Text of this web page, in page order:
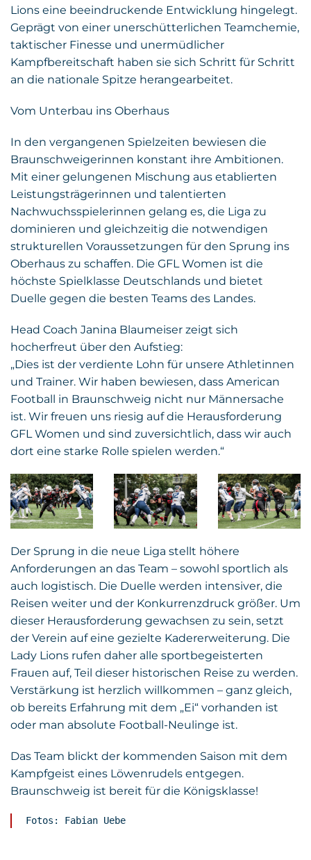
Lions eine beeindruckende Entwicklung hingelegt.
Geprägt von einer unerschütterlichen Teamchemie,
taktischer Finesse und unermüdlicher
Kampfbereitschaft haben sie sich Schritt für Schritt
an die nationale Spitze herangearbeitet.
Vom Unterbau ins Oberhaus
In den vergangenen Spielzeiten bewiesen die
Braunschweigerinnen konstant ihre Ambitionen.
Mit einer gelungenen Mischung aus etablierten
Leistungsträgerinnen und talentierten
Nachwuchsspielerinnen gelang es, die Liga zu
dominieren und gleichzeitig die notwendigen
strukturellen Voraussetzungen für den Sprung ins
Oberhaus zu schaffen. Die GFL Women ist die
höchste Spielklasse Deutschlands und bietet
Duelle gegen die besten Teams des Landes.
Head Coach Janina Blaumeiser zeigt sich
hocherfreut über den Aufstieg:
„Dies ist der verdiente Lohn für unsere Athletinnen
und Trainer. Wir haben bewiesen, dass American
Football in Braunschweig nicht nur Männersache
ist. Wir freuen uns riesig auf die Herausforderung
GFL Women und sind zuversichtlich, dass wir auch
dort eine starke Rolle spielen werden.“
Der Sprung in die neue Liga stellt höhere
Anforderungen an das Team – sowohl sportlich als
auch logistisch. Die Duelle werden intensiver, die
Reisen weiter und der Konkurrenzdruck größer. Um
dieser Herausforderung gewachsen zu sein, setzt
der Verein auf eine gezielte Kadererweiterung. Die
Lady Lions rufen daher alle sportbegeisterten
Frauen auf, Teil dieser historischen Reise zu werden.
Verstärkung ist herzlich willkommen – ganz gleich,
ob bereits Erfahrung mit dem „Ei“ vorhanden ist
oder man absolute Football-Neulinge ist.
Das Team blickt der kommenden Saison mit dem
Kampfgeist eines Löwenrudels entgegen.
Braunschweig ist bereit für die Königsklasse!
Fotos: Fabian Uebe